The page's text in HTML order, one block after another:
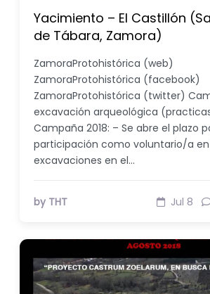
Yacimiento – El Castillón
de Tábara, Zamora)
ZamoraProtohistórica (web)
ZamoraProtohistórica (facebook)
ZamoraProtohistórica (twitter)
excavación arqueológica
Campaña 2018: – Se abre el plazo
participación como voluntario/a en
excavaciones en el…
by THT Jul 8